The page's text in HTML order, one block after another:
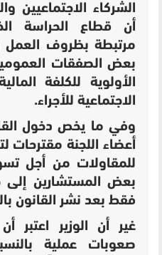
الشركاء الاجتماعيين
أن قطاع الحراسة
مرتبطة بظروف العمل
بعض الصفقات
الأولوية للكلفة
الاجتماعية للأجراء.
وفي ما يخص دخول
أعضاء اللجنة مقترحات
للمقاولات من أجل
بعض المستشارين
فقط بعد نشر القانون
غير أن الوزير اعتبر
صعوبات عملية